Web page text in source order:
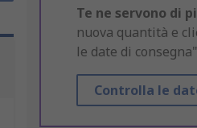
Te ne servono di
nuova quantità e
le date di
Controlla le